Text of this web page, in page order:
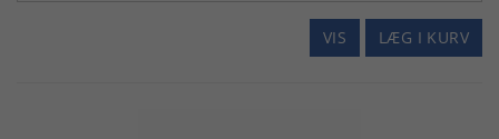
LÆG I KURV
VIS